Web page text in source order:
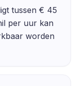
tussen € 45
per uur kan
worden